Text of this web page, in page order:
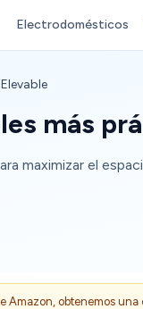
Electrodomésticos
más
maximizar el
Amazon, obtenemos